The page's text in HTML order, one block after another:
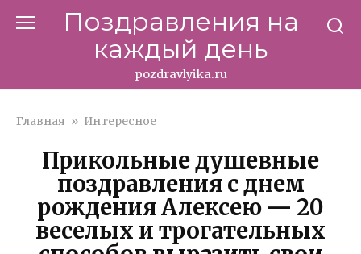
Поздравления на
каждый день
pozdravlyika.ru
Главная » Интересное
Прикольные душевные
поздравления с днем
рождения Алексею — 20
веселых и трогательных